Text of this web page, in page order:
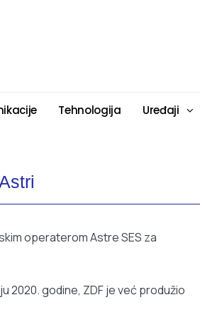
Tehnologija Uređaji
operaterom Astre SES za
2020. godine, ZDF je već produžio